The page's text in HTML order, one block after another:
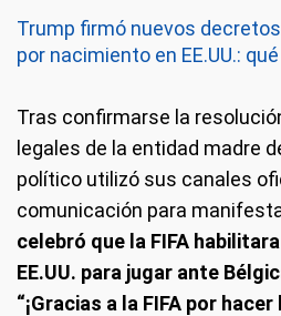
Trump firmó nuevos
por nacimiento en EE.UU.:
Tras confirmarse la
legales de la entidad madre
político utilizó sus canales
comunicación para
celebró que la FIFA
EE.UU. para jugar ante
“¡Gracias a la FIFA por